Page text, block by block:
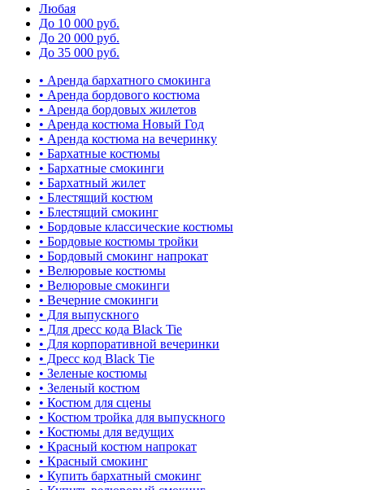
Любая
До 10 000 руб.
До 20 000 руб.
До 35 000 руб.
• Аренда бархатного смокинга
• Аренда бордового костюма
• Аренда бордовых жилетов
• Аренда костюма Новый Год
• Аренда костюма на вечеринку
• Бархатные костюмы
• Бархатные смокинги
• Бархатный жилет
• Блестящий костюм
• Блестящий смокинг
• Бордовые классические костюмы
• Бордовые костюмы тройки
• Бордовый смокинг напрокат
• Велюровые костюмы
• Велюровые смокинги
• Вечерние смокинги
• Для выпускного
• Для дресс кода Black Tie
• Для корпоративной вечеринки
• Дресс код Black Tie
• Зеленые костюмы
• Зеленый костюм
• Костюм для сцены
• Костюм тройка для выпускного
• Костюмы для ведущих
• Красный костюм напрокат
• Красный смокинг
• Купить бархатный смокинг